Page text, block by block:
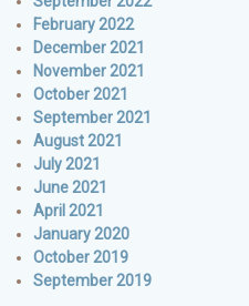
February 2022
December 2021
November 2021
October 2021
September 2021
August 2021
July 2021
June 2021
April 2021
January 2020
October 2019
September 2019